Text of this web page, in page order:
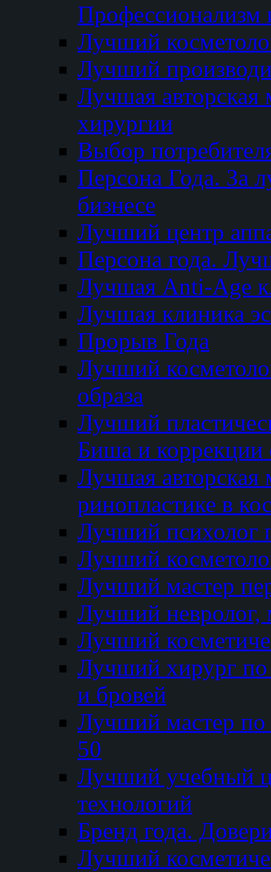
Профессионализм
Лучший
Лучший
Лучшая авторская
хирургии
Выбор
Персона Года. За
бизнесе
Лучший центр
Персона года.
Лучшая Anti-Age
Лучшая клиника
Прорыв Года
Лучший
образа
Лучший
Биша и коррекции
Лучшая авторская
ринопластике в
Лучший психолог
Лучший
Лучший мастер
Лучший невролог,
Лучший
Лучший хирург по
и бровей
Лучший мастер
50
Лучший
технологий
Бренд года.
Лучший